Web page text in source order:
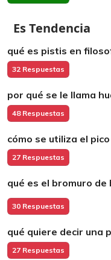
Es Tendencia
qué es pistis en
32 Respuestas
por qué se le llama
48 Respuestas
cómo se utiliza el pico
27 Respuestas
qué es el bromuro de
30 Respuestas
qué quiere decir una
27 Respuestas